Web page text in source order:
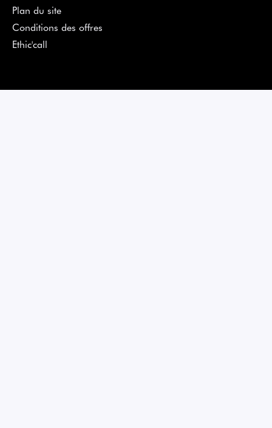
Plan du site
Conditions des offres
Ethic'call